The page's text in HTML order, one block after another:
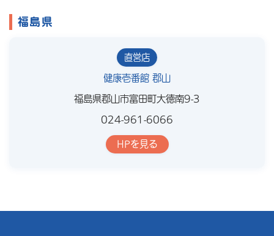
福島県
直営店
健康壱番館 郡山
福島県郡山市富田町大徳南9-3
024-961-6066
HPを見る